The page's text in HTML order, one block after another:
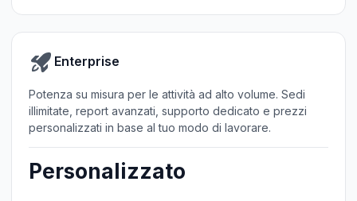
Enterprise
Potenza su misura per le attività ad alto volume. Sedi
illimitate, report avanzati, supporto dedicato e prezzi
personalizzati in base al tuo modo di lavorare.
Personalizzato